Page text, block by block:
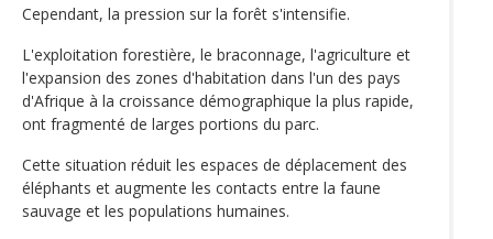
Cependant, la pression sur la forêt s'intensifie.
L'exploitation forestière, le braconnage, l'agriculture et
l'expansion des zones d'habitation dans l'un des pays
d'Afrique à la croissance démographique la plus rapide,
ont fragmenté de larges portions du parc.
Cette situation réduit les espaces de déplacement des
éléphants et augmente les contacts entre la faune
sauvage et les populations humaines.